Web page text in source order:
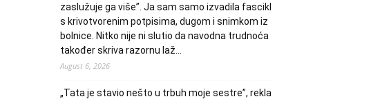
zaslužuje ga više”. Ja sam samo izvadila fascikl
s krivotvorenim potpisima, dugom i snimkom iz
bolnice. Nitko nije ni slutio da navodna trudnoća
također skriva razornu laž…
August 6, 2026
„Tata je stavio nešto u trbuh moje sestre”, rekla